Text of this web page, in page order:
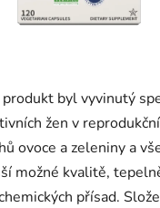
byl vyvinutý
žen v
ovoce a zeleniny a
možné kvalitě,
přísad.